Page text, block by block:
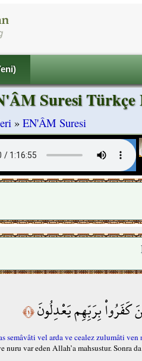
Suresi Türkçe
» EN'ÂM Suresi
بِرَبِّهِم يَعْدِلُونَ﴿١﴾
vel arda ve cealez zulumâti ven
nuru var eden Allah’a mahsustur. Sonra